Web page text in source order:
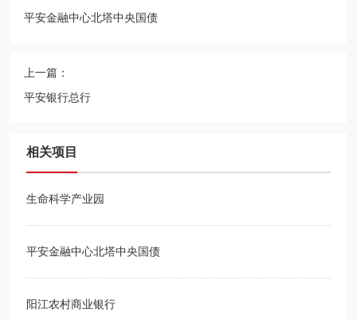
平安金融中心北塔中央国债
上一篇：
平安银行总行
相关项目
生命科学产业园
平安金融中心北塔中央国债
阳江农村商业银行